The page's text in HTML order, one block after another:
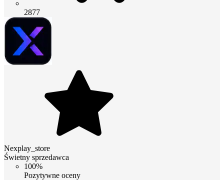
2877
Nexplay_store
Świetny sprzedawca
100%
Pozytywne oceny